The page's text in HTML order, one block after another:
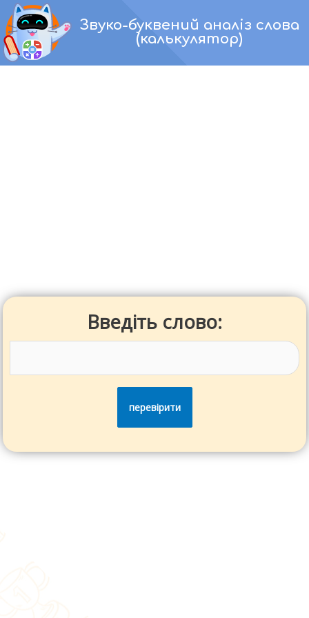
Перейти
до
вмісту
Звуко-буквений аналіз слова
(калькулятор)
Введіть слово:
перевірити